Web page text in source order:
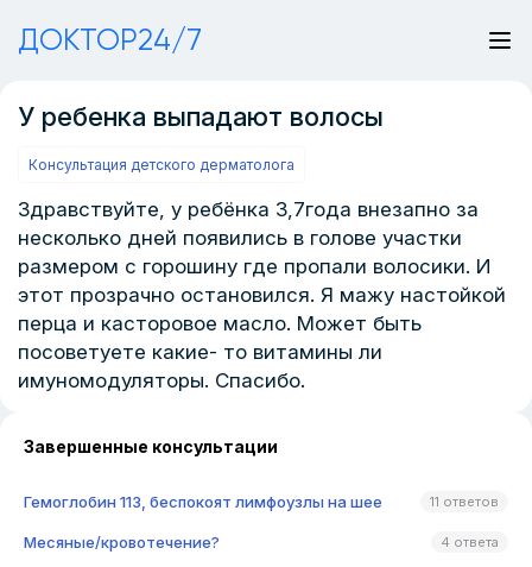
ДОКТОР24/7
У ребенка выпадают волосы
Консультация детского дерматолога
Здравствуйте, у ребёнка 3,7года внезапно за
несколько дней появились в голове участки
размером с горошину где пропали волосики. И
этот прозрачно остановился. Я мажу настойкой
перца и касторовое масло. Может быть
посоветуете какие- то витамины ли
имуномодуляторы. Спасибо.
Завершенные консультации
Гемоглобин 113, беспокоят лимфоузлы на шее 11 ответов
Месяные/кровотечение? 4 ответа